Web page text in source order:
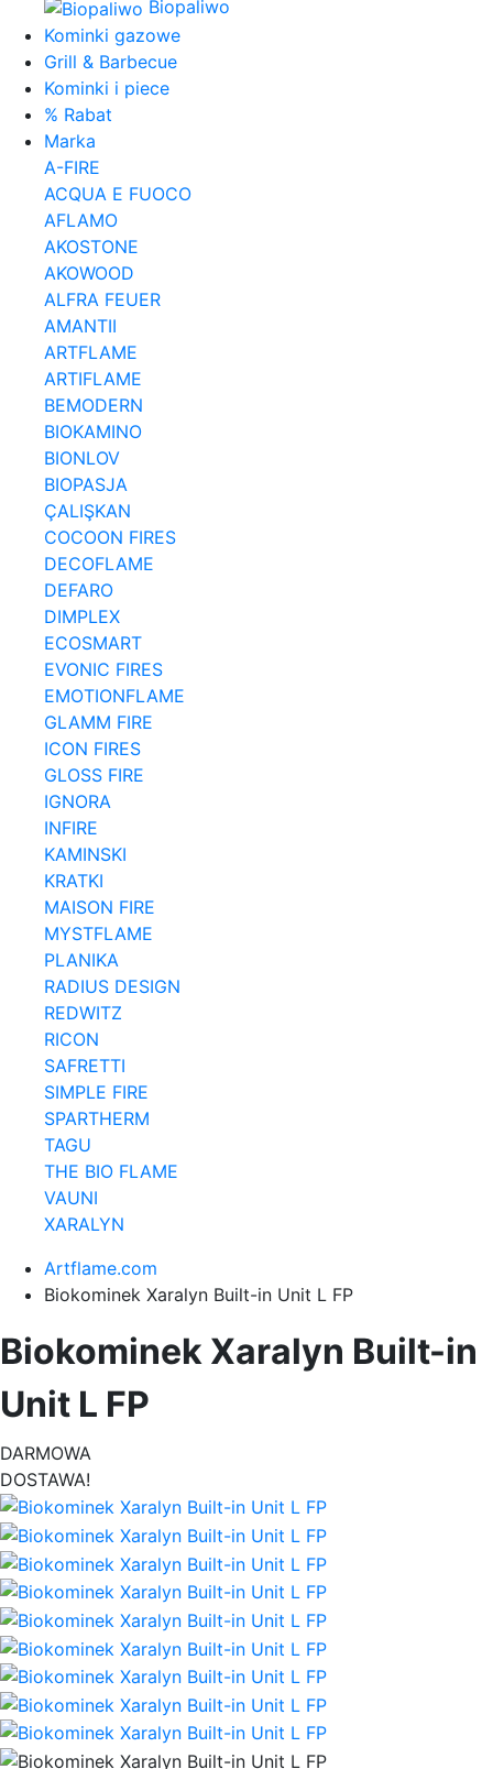
Biopaliwo
Kominki gazowe
Grill & Barbecue
Kominki i piece
% Rabat
Marka
A-FIRE
ACQUA E FUOCO
AFLAMO
AKOSTONE
AKOWOOD
ALFRA FEUER
AMANTII
ARTFLAME
ARTIFLAME
BEMODERN
BIOKAMINO
BIONLOV
BIOPASJA
ÇALIŞKAN
COCOON FIRES
DECOFLAME
DEFARO
DIMPLEX
ECOSMART
EVONIC FIRES
EMOTIONFLAME
GLAMM FIRE
ICON FIRES
GLOSS FIRE
IGNORA
INFIRE
KAMINSKI
KRATKI
MAISON FIRE
MYSTFLAME
PLANIKA
RADIUS DESIGN
REDWITZ
RICON
SAFRETTI
SIMPLE FIRE
SPARTHERM
TAGU
THE BIO FLAME
VAUNI
XARALYN
Artflame.com
Biokominek Xaralyn Built-in Unit L FP
Biokominek Xaralyn Built-in
Unit L FP
DARMOWA
DOSTAWA!